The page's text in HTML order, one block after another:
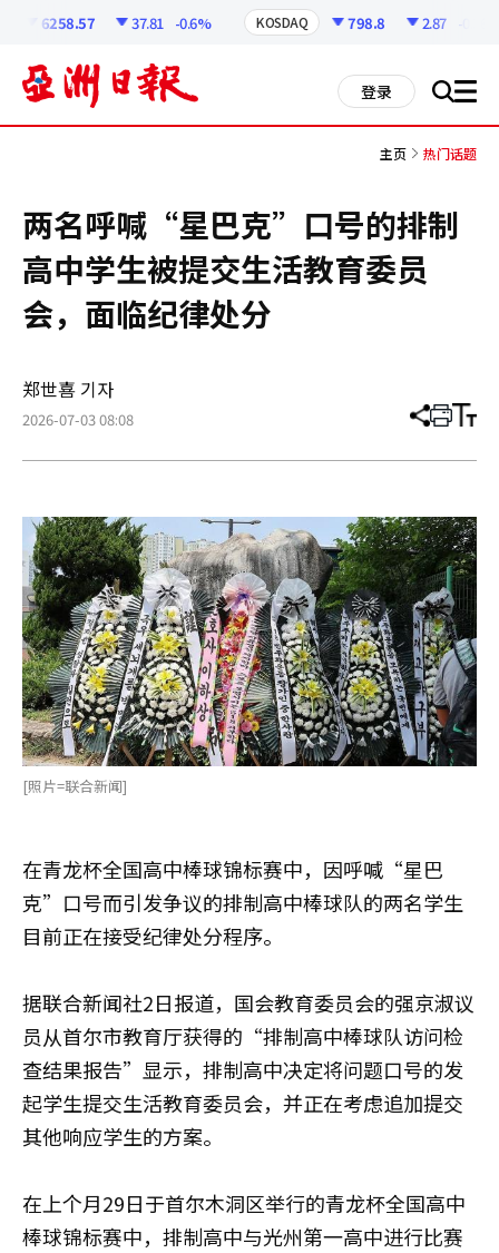
6258.57 37.81 -0.6% KOSDAQ 798.8 2.87 -0.36%
登录 搜 all
主页 热门话题
两名呼喊“星巴克”口号的排制
高中学生被提交生活教育委员
会，面临纪律处分
郑世喜 기자
2026-07-03 08:08 分
章
打 调
小
[照片=联合新闻]
在青龙杯全国高中棒球锦标赛中，因呼喊“星巴
克”口号而引发争议的排制高中棒球队的两名学生
目前正在接受纪律处分程序。
据联合新闻社2日报道，国会教育委员会的强京淑议
员从首尔市教育厅获得的“排制高中棒球队访问检
查结果报告”显示，排制高中决定将问题口号的发
起学生提交生活教育委员会，并正在考虑追加提交
其他响应学生的方案。
在上个月29日于首尔木洞区举行的青龙杯全国高中
棒球锦标赛中，排制高中与光州第一高中进行比赛